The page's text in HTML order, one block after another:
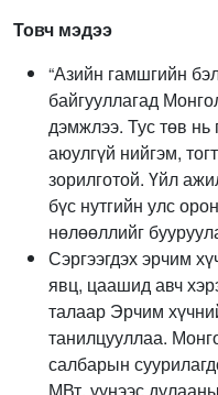
Товч мэдээ
“Азийн гамшгийн
байгууллагад
дэмжлээ. Тус төв
аюулгүй нийгэм,
зорилготой. Үйл
бүс нутгийн улс
нөлөөллийг
Сэргээгдэх эрчим
явц, цаашид авч
талаар Эрчим
танилцууллаа.
салбарын